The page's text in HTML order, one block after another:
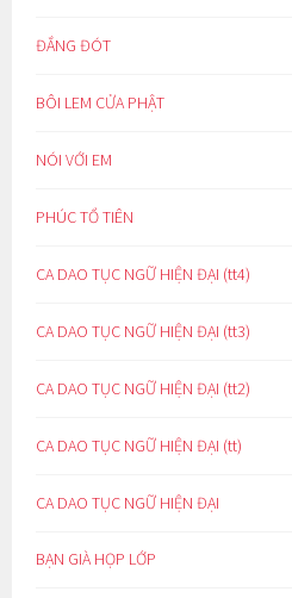
ĐẮNG ĐÓT
BÔI LEM CỬA PHẬT
NÓI VỚI EM
PHÚC TỔ TIÊN
CA DAO TỤC NGỮ HIỆN ĐẠI (tt4)
CA DAO TỤC NGỮ HIỆN ĐẠI (tt3)
CA DAO TỤC NGỮ HIỆN ĐẠI (tt2)
CA DAO TỤC NGỮ HIỆN ĐẠI (tt)
CA DAO TỤC NGỮ HIỆN ĐẠI
BẠN GIÀ HỌP LỚP